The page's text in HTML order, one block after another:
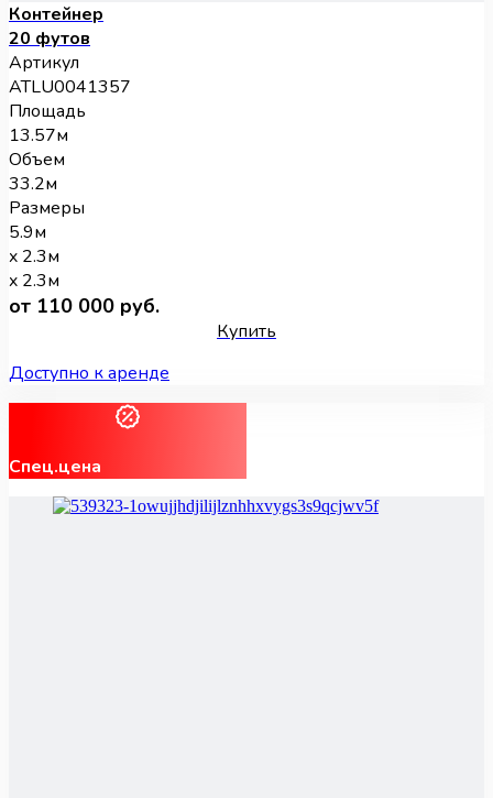
Контейнер
20 футов
Артикул
ATLU0041357
Площадь
13.57м
Объем
33.2м
Размеры
5.9м
x 2.3м
x 2.3м
от 110 000 руб.
Купить
Доступно к аренде
Спец.цена